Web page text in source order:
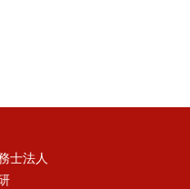
士法人